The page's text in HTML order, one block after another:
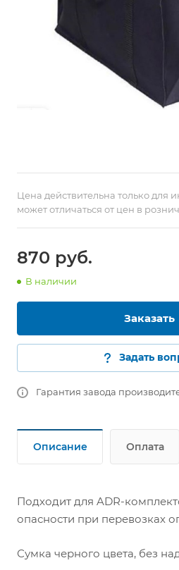
Цена действительна только для
может отличаться от цен в
870 руб.
В наличии
Заказать
Задать
Гарантия завода
Описание Оплата
Подходит для ADR-
опасности при перевозках
Сумка черного цвета, без